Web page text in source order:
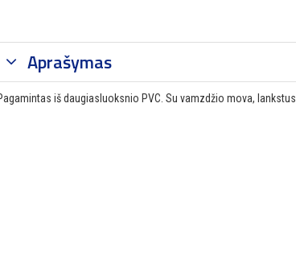
Aprašymas
iš daugiasluoksnio PVC. Su vamzdžio mova, lankstus